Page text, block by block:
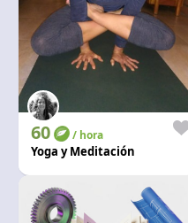
60 / hora
Yoga y Meditación